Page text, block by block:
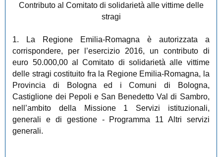
Contributo al Comitato di solidarietà alle vittime delle
stragi
1. La Regione Emilia-Romagna è autorizzata a
corrispondere, per l’esercizio 2016, un contributo di
euro 50.000,00 al Comitato di solidarietà alle vittime
delle stragi costituito fra la Regione Emilia-Romagna, la
Provincia di Bologna ed i Comuni di Bologna,
Castiglione dei Pepoli e San Benedetto Val di Sambro,
nell’ambito della Missione 1 Servizi istituzionali,
generali e di gestione - Programma 11 Altri servizi
generali.